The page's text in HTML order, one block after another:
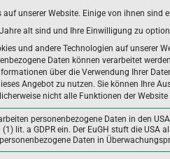
Nährstoffen, Nahrungsergänzung
NÄHRSTOFFE UND WEITERE
unserer Website. Einige von ihnen sind
alt sind und Ihre Einwilligung zu
und andere Technologien auf unserer
Daten können verarbeitet
über die Verwendung Ihrer
Angebot zu nutzen. Sie können Ihre
nicht alle Funktionen der
personenbezogene Daten in den
lit. a GDPR ein. Der EuGH stuft die
Daten in